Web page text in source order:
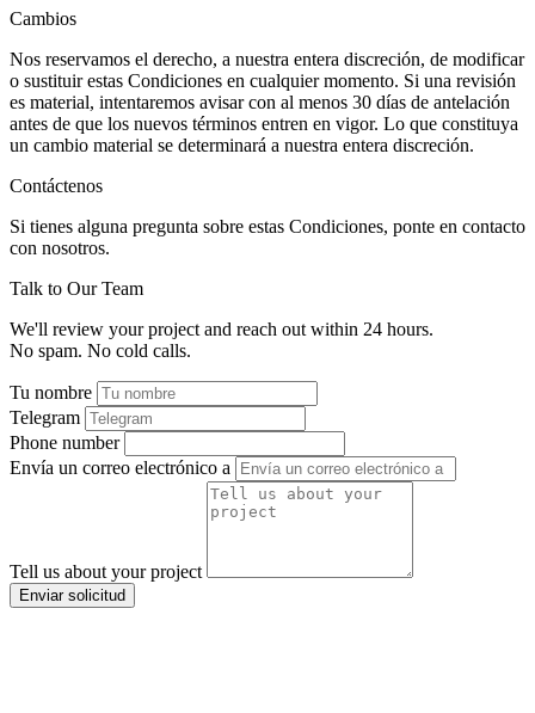
Cambios
Nos reservamos el derecho, a nuestra entera discreción, de modificar
o sustituir estas Condiciones en cualquier momento. Si una revisión
es material, intentaremos avisar con al menos 30 días de antelación
antes de que los nuevos términos entren en vigor. Lo que constituya
un cambio material se determinará a nuestra entera discreción.
Contáctenos
Si tienes alguna pregunta sobre estas Condiciones, ponte en contacto
con nosotros.
Talk to Our Team
We'll review your project and reach out within 24 hours.
No spam. No cold calls.
Tu nombre
Telegram
Phone number
Envía un correo electrónico a
Tell us about your project
Enviar solicitud